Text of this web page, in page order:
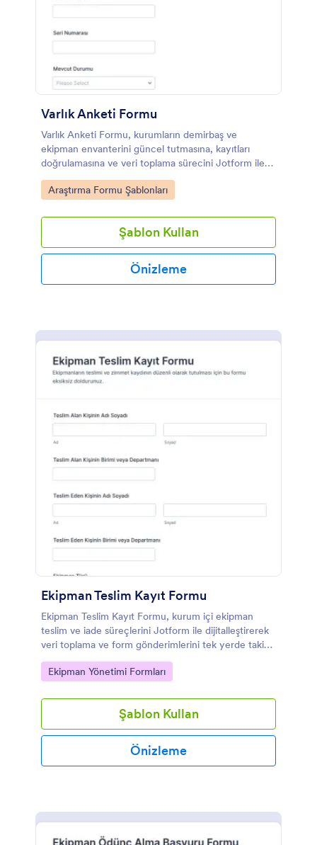
Varlık Anketi Formu
Varlık Anketi Formu, kurumların demirbaş ve
ekipman envanterini güncel tutmasına, kayıtları
doğrulamasına ve veri toplama sürecini Jotform ile
tek noktadan yönetmesine yardımcı olur.
Go to Category:
Araştırma Formu Şablonları
Şablon Kullan
Önizleme
Ekipman Teslim Kayıt Formu
Ekipman Teslim Kayıt Formu, kurum içi ekipman
teslim ve iade süreçlerini Jotform ile dijitalleştirerek
veri toplama ve form gönderimlerini tek yerde takip
etmek isteyen ekipler için uygundur.
Go to Category:
Ekipman Yönetimi Formları
Şablon Kullan
Önizleme